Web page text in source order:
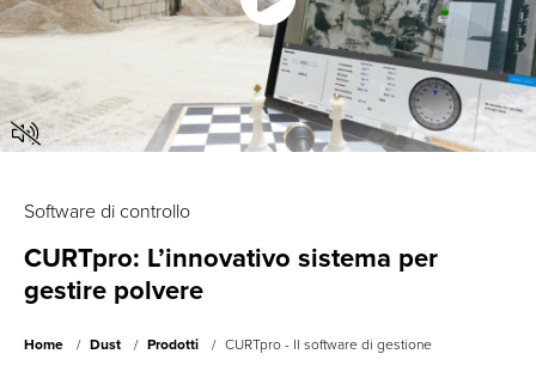
CURTpro: L’innovativo sistema per
gestire polvere
Software di controllo
Home Dust Prodotti CURTpro - Il software di gestione